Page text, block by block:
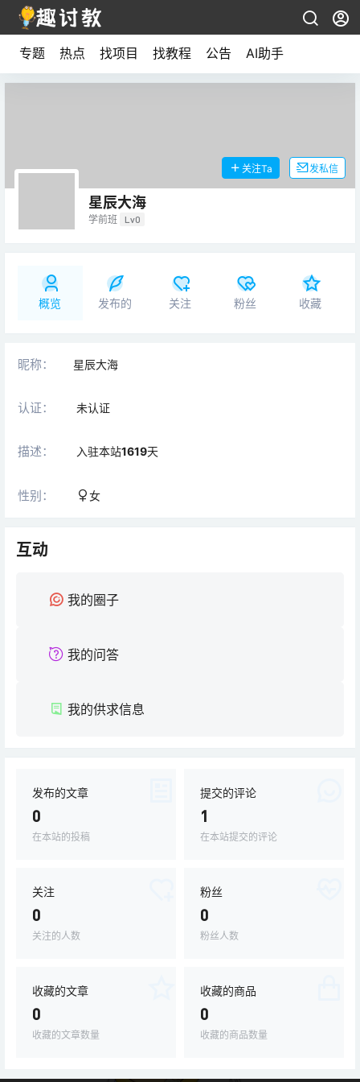
专题 热点 找项目 找教程 公告 AI助手
星辰大海
学前班 Lv0
关注Ta 发私信
概览 发布的 关注 粉丝 收藏
昵称： 星辰大海
认证： 未认证
描述： 入驻本站1619天
性别： 女
互动
我的圈子
我的问答
我的供求信息
发布的文章
0
在本站的投稿
提交的评论
1
在本站提交的评论
关注
0
关注的人数
粉丝
0
粉丝人数
收藏的文章
0
收藏的文章数量
收藏的商品
0
收藏的商品数量